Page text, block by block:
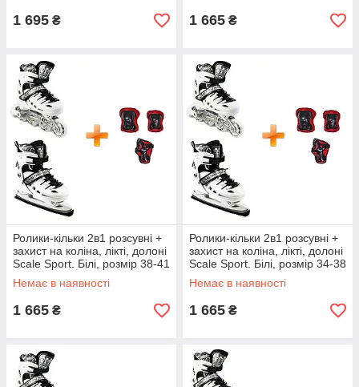
1 695 ₴ 1 665 ₴
Ролики-кільки 2в1 розсувні +
захист на коліна, лікті, долоні
Scale Sport. Білі, розмір 38-41
Немає в наявності
1 665 ₴
Ролики-кільки 2в1 розсувні +
захист на коліна, лікті, долоні
Scale Sport. Білі, розмір 34-38
Немає в наявності
1 665 ₴